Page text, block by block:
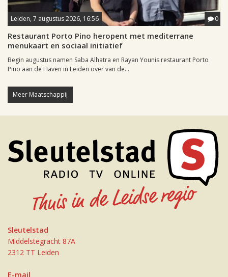
Leiden, 7 augustus 2026, 16:56 0
Restaurant Porto Pino heropent met mediterrane
menukaart en sociaal initiatief
Begin augustus namen Saba Alhatra en Rayan Younis restaurant Porto
Pino aan de Haven in Leiden over van de...
Meer Maatschappij
Sleutelstad
Middelstegracht 87A
2312 TT Leiden
E-mail